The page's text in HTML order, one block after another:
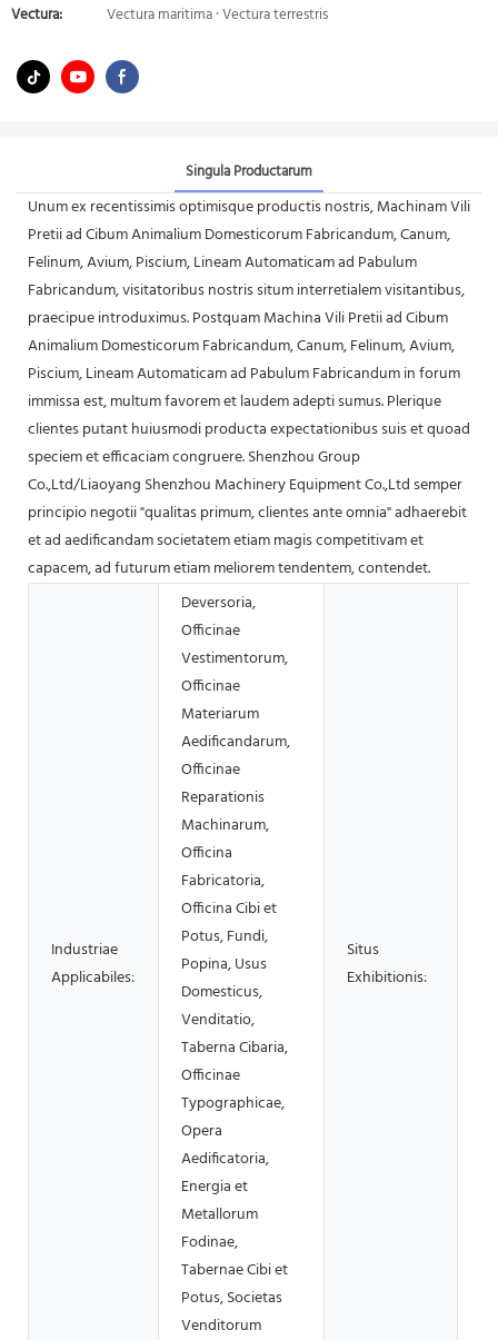
Vectura:
Vectura maritima · Vectura terrestris
Singula Productarum
Unum ex recentissimis optimisque productis nostris, Machinam Vili
Pretii ad Cibum Animalium Domesticorum Fabricandum, Canum,
Felinum, Avium, Piscium, Lineam Automaticam ad Pabulum
Fabricandum, visitatoribus nostris situm interretialem visitantibus,
praecipue introduximus. Postquam Machina Vili Pretii ad Cibum
Animalium Domesticorum Fabricandum, Canum, Felinum, Avium,
Piscium, Lineam Automaticam ad Pabulum Fabricandum in forum
immissa est, multum favorem et laudem adepti sumus. Plerique
clientes putant huiusmodi producta expectationibus suis et quoad
speciem et efficaciam congruere. Shenzhou Group
Co.,Ltd/Liaoyang Shenzhou Machinery Equipment Co.,Ltd semper
principio negotii "qualitas primum, clientes ante omnia" adhaerebit
et ad aedificandam societatem etiam magis competitivam et
capacem, ad futurum etiam meliorem tendentem, contendet.
Industriae
Applicabiles:
Deversoria,
Officinae
Vestimentorum,
Officinae
Materiarum
Aedificandarum,
Officinae
Reparationis
Machinarum,
Officina
Fabricatoria,
Officina Cibi et
Potus, Fundi,
Popina, Usus
Domesticus,
Venditatio,
Taberna Cibaria,
Officinae
Typographicae,
Opera
Aedificatoria,
Energia et
Metallorum
Fodinae,
Tabernae Cibi et
Potus, Societas
Venditorum
Situs
Exhibitionis: